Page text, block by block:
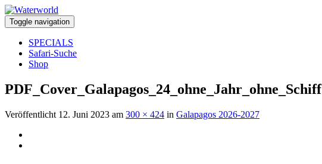
Toggle navigation
SPECIALS
Safari-Suche
Shop
PDF_Cover_Galapagos_24_ohne_Jahr_ohne_Schiff
Veröffentlicht 12. Juni 2023 am 300 × 424 in Galapagos 2026-2027